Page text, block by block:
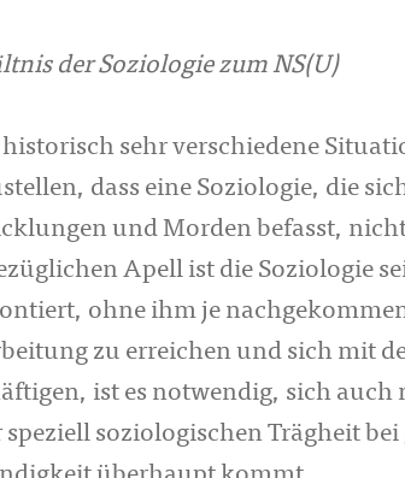
der Soziologie zum NS(U)
historisch sehr verschiedene
dass eine Soziologie, die
und Morden befasst,
Apell ist die Soziologie
ohne ihm je
zu erreichen und sich mit
ist es notwendig, sich auch
speziell soziologischen Trägheit